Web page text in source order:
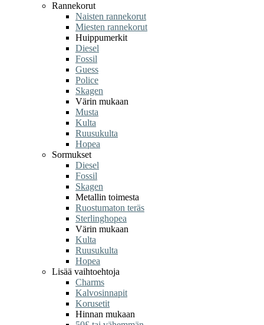
Rannekorut
Naisten rannekorut
Miesten rannekorut
Huippumerkit
Diesel
Fossil
Guess
Police
Skagen
Värin mukaan
Musta
Kulta
Ruusukulta
Hopea
Sormukset
Diesel
Fossil
Skagen
Metallin toimesta
Ruostumaton teräs
Sterlinghopea
Värin mukaan
Kulta
Ruusukulta
Hopea
Lisää vaihtoehtoja
Charms
Kalvosinnapit
Korusetit
Hinnan mukaan